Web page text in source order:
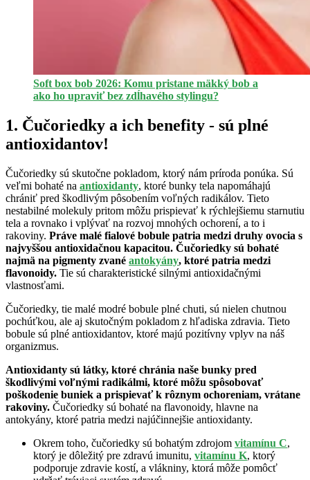
Soft box bob 2026: Komu pristane mäkký bob a
ako ho upraviť bez zdĺhavého stylingu?
1. Čučoriedky a ich benefity - sú plné
antioxidantov!
Čučoriedky sú skutočne pokladom, ktorý nám príroda ponúka. Sú
veľmi bohaté na antioxidanty, ktoré bunky tela napomáhajú
chrániť pred škodlivým pôsobením voľných radikálov. Tieto
nestabilné molekuly pritom môžu prispievať k rýchlejšiemu starnutiu
tela a rovnako i vplývať na rozvoj mnohých ochorení, a to i
rakoviny. Práve malé fialové bobule patria medzi druhy ovocia s
najvyššou antioxidačnou kapacitou. Čučoriedky sú bohaté
najmä na pigmenty zvané antokyány, ktoré patria medzi
flavonoidy. Tie sú charakteristické silnými antioxidačnými
vlastnosťami.
Čučoriedky, tie malé modré bobule plné chuti, sú nielen chutnou
pochúťkou, ale aj skutočným pokladom z hľadiska zdravia. Tieto
bobule sú plné antioxidantov, ktoré majú pozitívny vplyv na náš
organizmus.
Antioxidanty sú látky, ktoré chránia naše bunky pred
škodlivými voľnými radikálmi, ktoré môžu spôsobovať
poškodenie buniek a prispievať k rôznym ochoreniam, vrátane
rakoviny. Čučoriedky sú bohaté na flavonoidy, hlavne na
antokyány, ktoré patria medzi najúčinnejšie antioxidanty.
Okrem toho, čučoriedky sú bohatým zdrojom vitamínu C,
ktorý je dôležitý pre zdravú imunitu, vitamínu K, ktorý
podporuje zdravie kostí, a vlákniny, ktorá môže pomôcť